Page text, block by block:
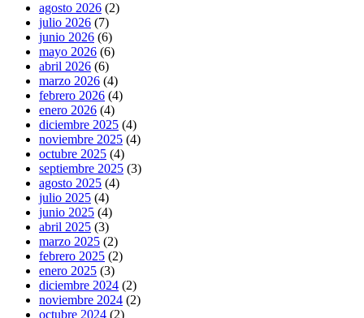
agosto 2026 (2)
julio 2026 (7)
junio 2026 (6)
mayo 2026 (6)
abril 2026 (6)
marzo 2026 (4)
febrero 2026 (4)
enero 2026 (4)
diciembre 2025 (4)
noviembre 2025 (4)
octubre 2025 (4)
septiembre 2025 (3)
agosto 2025 (4)
julio 2025 (4)
junio 2025 (4)
abril 2025 (3)
marzo 2025 (2)
febrero 2025 (2)
enero 2025 (3)
diciembre 2024 (2)
noviembre 2024 (2)
octubre 2024 (2)